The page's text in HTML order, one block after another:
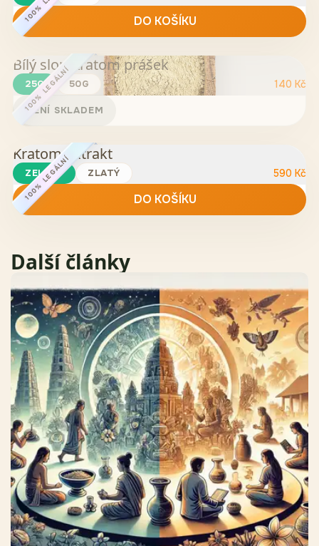
DO KOŠÍKU
100% LEGÁLNÍ
Bílý slon Kratom prášek
25G 50G 140 Kč
NENÍ SKLADEM
100% LEGÁLNÍ
Kratom Extrakt
ZELENÝ ZLATÝ 590 Kč
DO KOŠÍKU
Další články